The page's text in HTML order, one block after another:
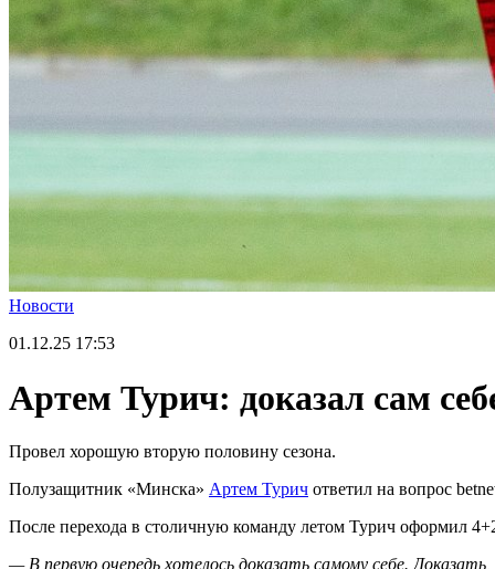
Новости
01.12.25 17:53
Артем Турич: доказал сам
Провел хорошую вторую половину сезона.
Полузащитник «Минска» Артем Турич ответил на вопрос
После перехода в столичную команду летом Турич оформил
— В первую очередь хотелось доказать самому себе.